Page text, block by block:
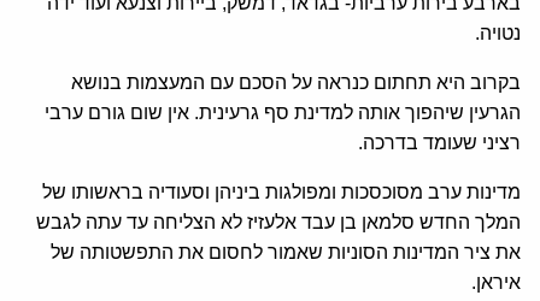
נטויה.
בקרוב היא תחתום כנראה על הסכם עם המעצמות בנושא
הגרעין שיהפוך אותה למדינת סף גרעינית. אין שום גורם ערבי
רציני שעומד בדרכה.
מדינות ערב מסוכסכות ומפולגות ביניהן וסעודיה בראשותו של
המלך החדש סלמאן בן עבד אלעזיז לא הצליחה עד עתה לגבש
את ציר המדינות הסוניות שאמור לחסום את התפשטותה של
איראן.